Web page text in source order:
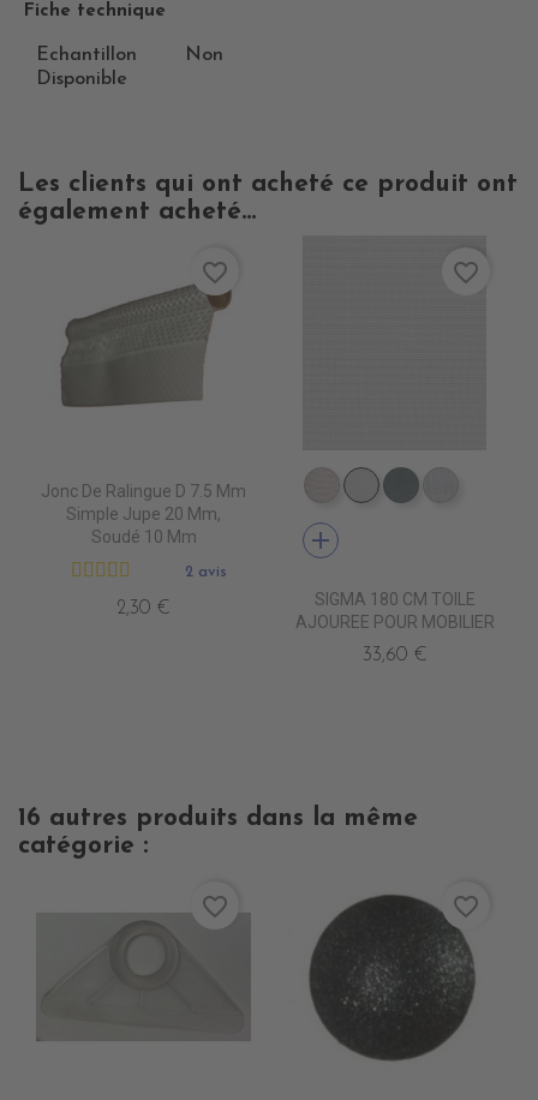
Fiche technique
Echantillon
Disponible
Non
Les clients qui ont acheté ce produit ont
également acheté...
Jonc De Ralingue D 7.5 Mm
Simple Jupe 20 Mm,
Soudé 10 Mm
2 avis
2,30 €
favorite_border
DB0209 QUELCY
DB5001 BLANC
DB5003 ACIER
add
SIGMA 180 CM TOILE
AJOUREE POUR MOBILIER
33,60 €
favorite_border
16 autres produits dans la même
catégorie :
favorite_border favorite_border